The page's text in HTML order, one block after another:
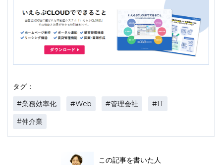
タグ：
#業務効率化 #Web #管理会社
#IT
#仲介業
この記事を書いた人